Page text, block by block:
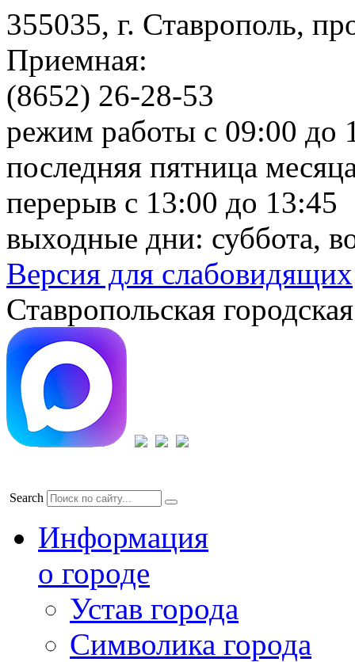
355035, г. Ставрополь,
Приемная:
(8652) 26-28-53
режим работы с 09:00 до
последняя пятница
перерыв с 13:00 до 13:45
выходные дни: суббота,
Версия для слабовидящих
Ставропольская
Search
Информация
о городе
Устав города
Символика города